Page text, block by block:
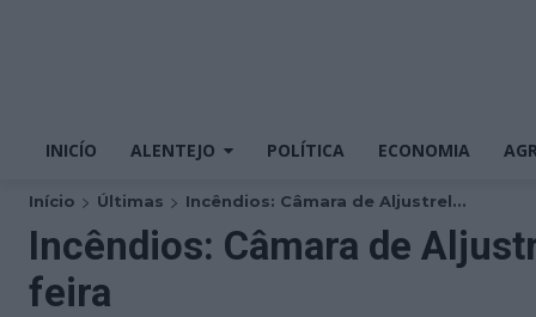
INICÍO ALENTEJO POLÍTICA ECONOMIA
Início Últimas Incêndios: Câmara de Aljustrel...
Incêndios: Câmara de
feira